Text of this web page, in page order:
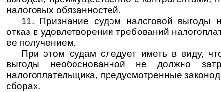
налоговых обязанностей.
11. Признание судом налоговой выгоды
отказ в удовлетворении требований
ее получением.
При этом судам следует иметь в виду,
выгоды необоснованной не должно
налогоплательщика, предусмотренные
сборах.